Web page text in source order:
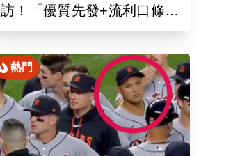
訪！「優質先發+流利口條」
被讚爆 網：有Ray的感覺
熱門